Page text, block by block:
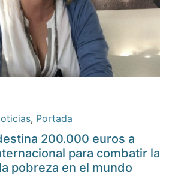
, Portada
200.000 euros a
para combatir la
pobreza en el mundo